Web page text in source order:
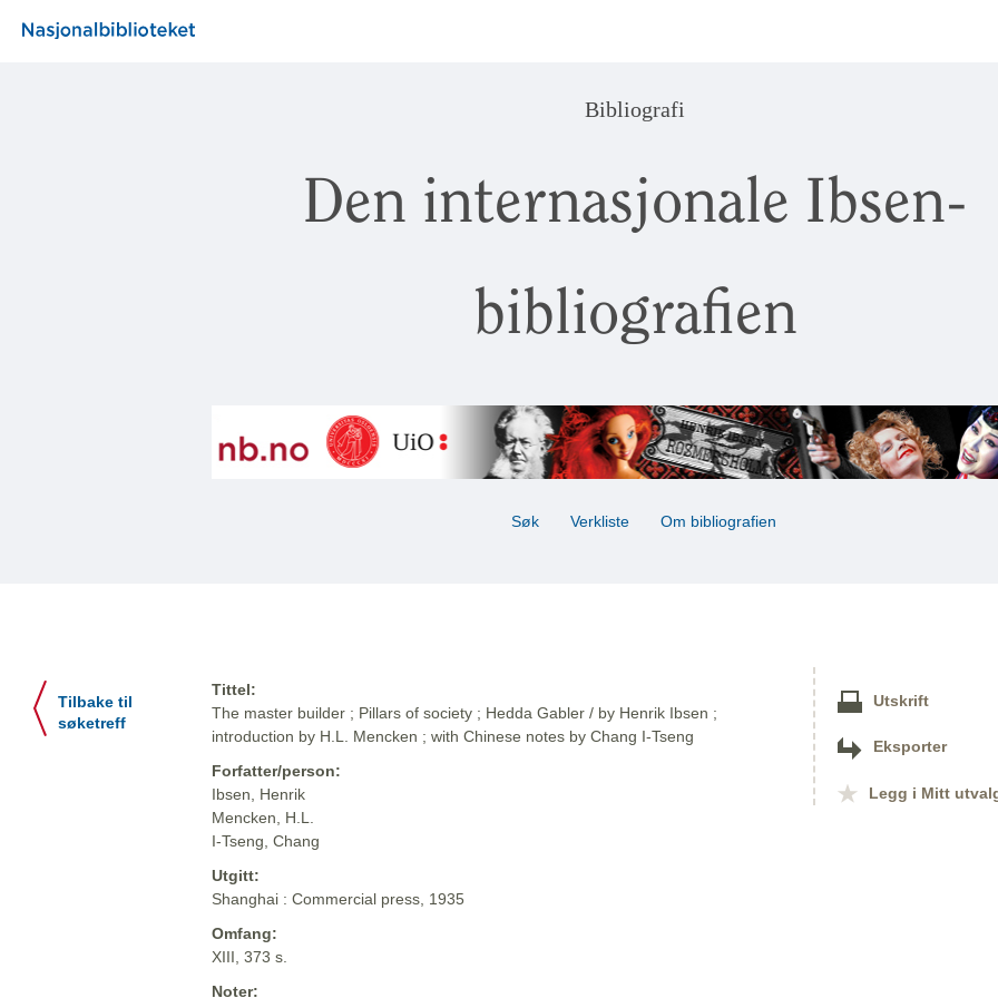
Bibliografi
Den internasjonale Ibsen-
bibliografien
Søk Verkliste Om bibliografien
Tilbake til
søketreff
Tittel:
The master builder ; Pillars of society ; Hedda Gabler / by Henrik Ibsen ;
introduction by H.L. Mencken ; with Chinese notes by Chang I-Tseng
Forfatter/person:
Ibsen, Henrik
Mencken, H.L.
I-Tseng, Chang
Utgitt:
Shanghai : Commercial press, 1935
Omfang:
XIII, 373 s.
Noter:
Utskrift
Eksporter
Legg i Mitt